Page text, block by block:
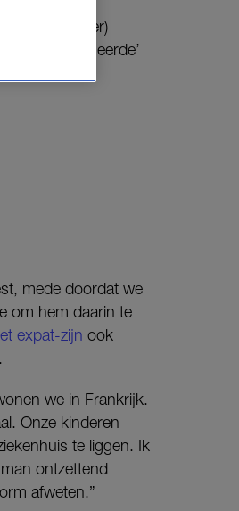
niet (meer)
vlaggen negeerde’
mede doordat we
om hem daarin te
expat-zijn ook
we in Frankrijk.
Onze kinderen
te liggen. Ik
ontzettend
afweten.”